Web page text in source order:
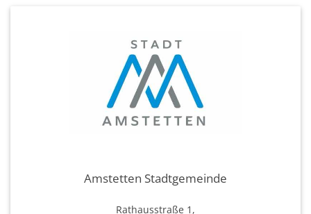
Amstetten Stadtgemeinde
Rathausstraße 1,